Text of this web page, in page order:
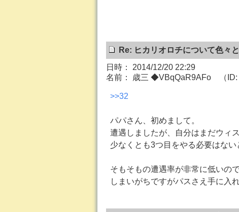
Re: ヒカリオロチについて色々と
日時： 2014/12/20 22:29
名前： 歳三 ◆VBqQaR9AFo （ID:
>>32
パパさん、初めまして。
遭遇しましたが、自分はまだウィ
少なくとも3つ目をやる必要はない
そもそもの遭遇率が非常に低いの
しまいがちですがパスさえ手に入